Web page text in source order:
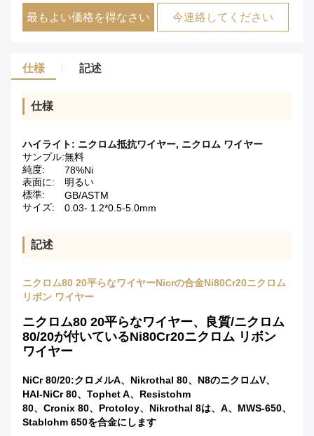
最もよい価格を得なさい 今連絡してください
仕様 記述
仕様
ハイライト: ニクロム抵抗ワイヤー, ニクロム ワイヤー
サンプル:無料
純度:
78%Ni
表面に:
明るい
標準:
GB/ASTM
サイズ:
0.03- 1.2*0.5-5.0mm
記述
ニクロム80 20平らなワイヤーNicrの合金Ni80Cr20ニクロム
リボン ワイヤー
ニクロム80 20平らなワイヤー、良質/ニクロム
80/20が付いているNi80Cr20ニクロム リボン
ワイヤー
NiCr 80/20:クロメルA、Nikrothal 80、N8のニクロムV、
HAI-NiCr 80、Tophet A、Resistohm
80、Cronix 80、Protoloy、Nikrothal 8は、A、MWS-650、
Stablohm 650を合金にします